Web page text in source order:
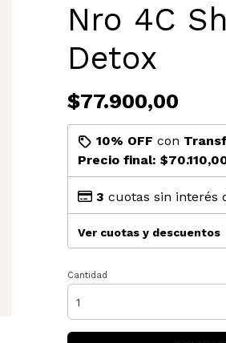
Nro 4C
Detox
$77.900,00
10% OFF con
Precio final:
3 cuotas sin interés
Ver cuotas y descuentos
Cantidad